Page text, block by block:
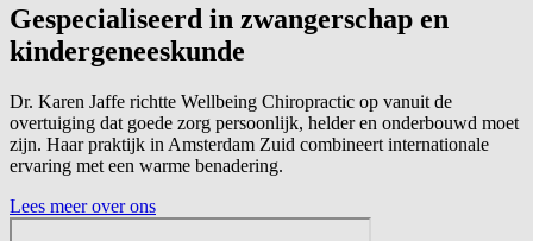
Gespecialiseerd in zwangerschap en
kindergeneeskunde
Dr. Karen Jaffe richtte Wellbeing Chiropractic op vanuit de
overtuiging dat goede zorg persoonlijk, helder en onderbouwd moet
zijn. Haar praktijk in Amsterdam Zuid combineert internationale
ervaring met een warme benadering.
Lees meer over ons